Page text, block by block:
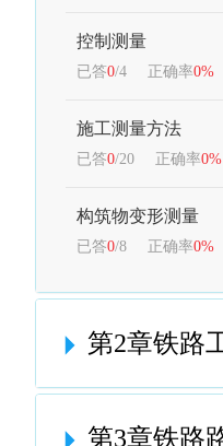
控制测量
已答0/4 正确率0%
施工测量方法
已答0/20 正确率0%
构筑物变形测量
已答0/8 正确率0%
第2章铁路
第3章铁路